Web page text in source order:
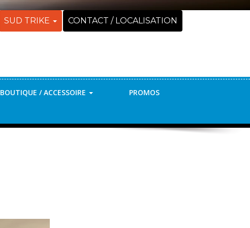
BOUTIQUE / ACCESSOIRE PROMOS
SUD TRIKE CONTACT / LOCALISATION